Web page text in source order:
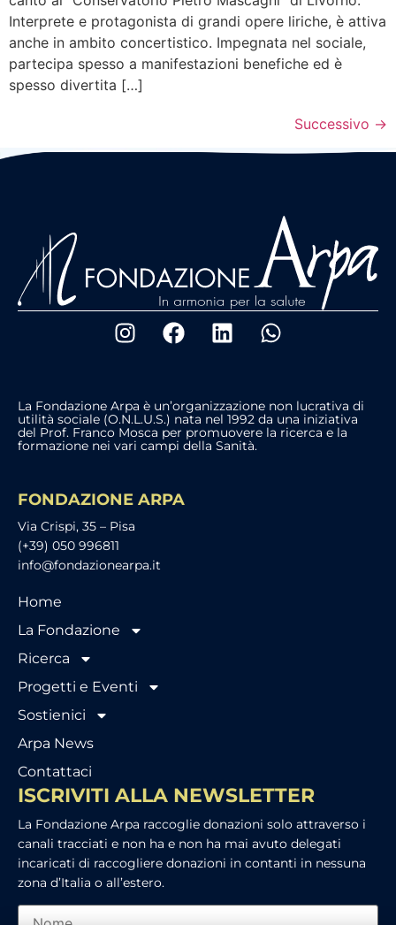
Interprete e protagonista di grandi opere liriche, è attiva
anche in ambito concertistico. Impegnata nel sociale,
partecipa spesso a manifestazioni benefiche ed è
spesso divertita […]
Successivo →
La Fondazione Arpa è un’organizzazione non lucrativa di
utilità sociale (O.N.L.U.S.) nata nel 1992 da una iniziativa
del Prof. Franco Mosca per promuovere la ricerca e la
formazione nei vari campi della Sanità.
FONDAZIONE ARPA
Via Crispi, 35 – Pisa
(+39) 050 996811
info@fondazionearpa.it
Home
La Fondazione
Ricerca
Progetti e Eventi
Sostienici
Arpa News
Contattaci
ISCRIVITI ALLA NEWSLETTER
La Fondazione Arpa raccoglie donazioni solo attraverso i
canali tracciati e non ha e non ha mai avuto delegati
incaricati di raccogliere donazioni in contanti in nessuna
zona d’Italia o all’estero.